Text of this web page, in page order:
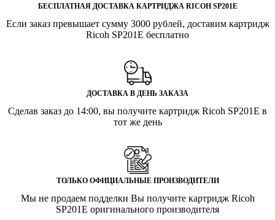
БЕСПЛАТНАЯ ДОСТАВКА КАРТРИДЖА RICOH SP201E
Если заказ превышает сумму 3000 рублей, доставим картридж
Ricoh SP201E бесплатно
ДОСТАВКА В ДЕНЬ ЗАКАЗА
Сделав заказ до 14:00, вы получите картридж Ricoh SP201E в
тот же день
ТОЛЬКО ОФИЦИАЛЬНЫЕ ПРОИЗВОДИТЕЛИ
Мы не продаем подделки Вы получите картридж Ricoh
SP201E оригинального производителя